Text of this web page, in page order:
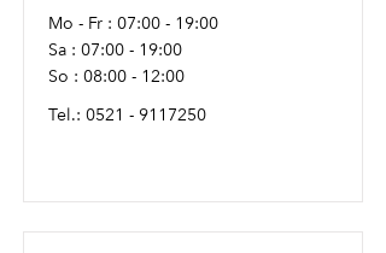
Mo - Fr : 07:00 - 19:00
Sa : 07:00 - 19:00
So : 08:00 - 12:00
Tel.: 0521 - 9117250